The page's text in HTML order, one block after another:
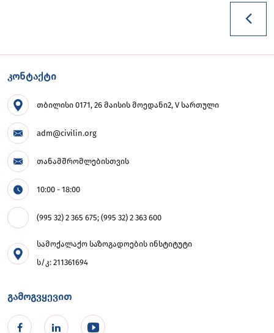
კონტაქტი
თბილისი 0171, 26 მაისის მოედანი2, V სართული
adm@civilin.org
თანამშრომლებისთვის
10:00 - 18:00
(995 32) 2 365 675; (995 32) 2 363 600
სამოქალაქო საზოგადოების ინსტიტუტი
ს/კ: 211361694
გამოგვყევით